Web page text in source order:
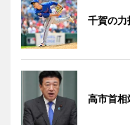
千賀の
高市首相